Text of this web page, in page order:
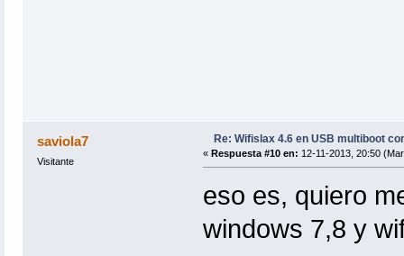
saviola7
Visitante
Re: Wifislax 4.6 en USB multiboot
« Respuesta #10 en: 12-11-2013, 20:50
eso es, quiero
windows 7,8 y